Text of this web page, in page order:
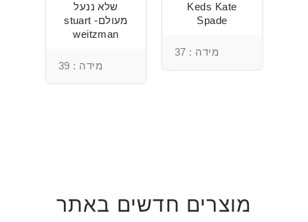
Keds Kate
Spade
מידה : 37
שלא ננעל
מעולם- stuart
weitzman
מידה : 39
מוצרים חדשים באתר